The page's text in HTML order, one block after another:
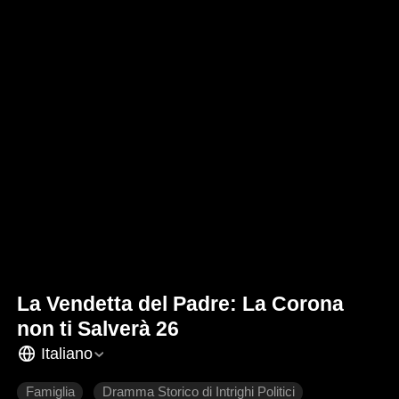
La Vendetta del Padre: La Corona
non ti Salverà 26
Italiano
Famiglia Dramma Storico di Intrighi Politici